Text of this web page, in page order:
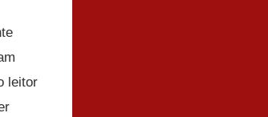
leitor